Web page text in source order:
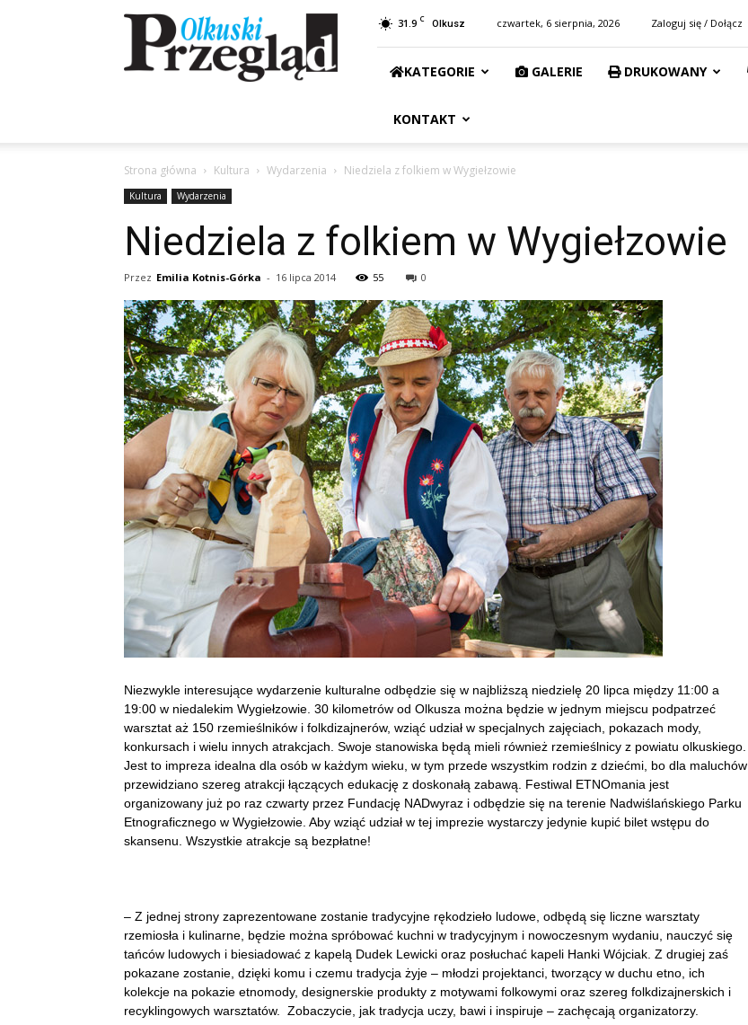
Przegląd
Olkuski
31.9 C Olkusz czwartek, 6 sierpnia, 2026 Zaloguj się / Dołącz
KATEGORIE GALERIE DRUKOWANY
KONTAKT
Strona główna Kultura Wydarzenia Niedziela z folkiem w Wygiełzowie
Kultura Wydarzenia
Niedziela z folkiem w Wygiełzowie
Przez Emilia Kotnis-Górka - 16 lipca 2014 55 0
Niezwykle interesujące wydarzenie kulturalne odbędzie się w najbliższą niedzielę 20 lipca między 11:00 a
19:00 w niedalekim Wygiełzowie. 30 kilometrów od Olkusza można będzie w jednym miejscu podpatrzeć
warsztat aż 150 rzemieślników i folkdizajnerów, wziąć udział w specjalnych zajęciach, pokazach mody,
konkursach i wielu innych atrakcjach. Swoje stanowiska będą mieli również rzemieślnicy z powiatu olkuskiego.
Jest to impreza idealna dla osób w każdym wieku, w tym przede wszystkim rodzin z dziećmi, bo dla maluchów
przewidziano szereg atrakcji łączących edukację z doskonałą zabawą. Festiwal ETNOmania jest
organizowany już po raz czwarty przez Fundację NADwyraz i odbędzie się na terenie Nadwiślańskiego Parku
Etnograficznego w Wygiełzowie. Aby wziąć udział w tej imprezie wystarczy jedynie kupić bilet wstępu do
skansenu. Wszystkie atrakcje są bezpłatne!
– Z jednej strony zaprezentowane zostanie tradycyjne rękodzieło ludowe, odbędą się liczne warsztaty
rzemiosła i kulinarne, będzie można spróbować kuchni w tradycyjnym i nowoczesnym wydaniu, nauczyć się
tańców ludowych i biesiadować z kapelą Dudek Lewicki oraz posłuchać kapeli Hanki Wójciak. Z drugiej zaś
pokazane zostanie, dzięki komu i czemu tradycja żyje – młodzi projektanci, tworzący w duchu etno, ich
kolekcje na pokazie etnomody, designerskie produkty z motywami folkowymi oraz szereg folkdizajnerskich i
recyklingowych warsztatów. Zobaczycie, jak tradycja uczy, bawi i inspiruje – zachęcają organizatorzy.